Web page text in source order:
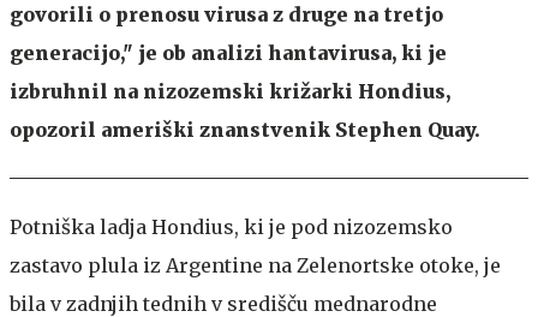
govorili o prenosu virusa z druge na tretjo
generacijo," je ob analizi hantavirusa, ki je
izbruhnil na nizozemski križarki Hondius,
opozoril ameriški znanstvenik Stephen Quay.
Potniška ladja Hondius, ki je pod nizozemsko
zastavo plula iz Argentine na Zelenortske otoke, je
bila v zadnjih tednih v središču mednarodne